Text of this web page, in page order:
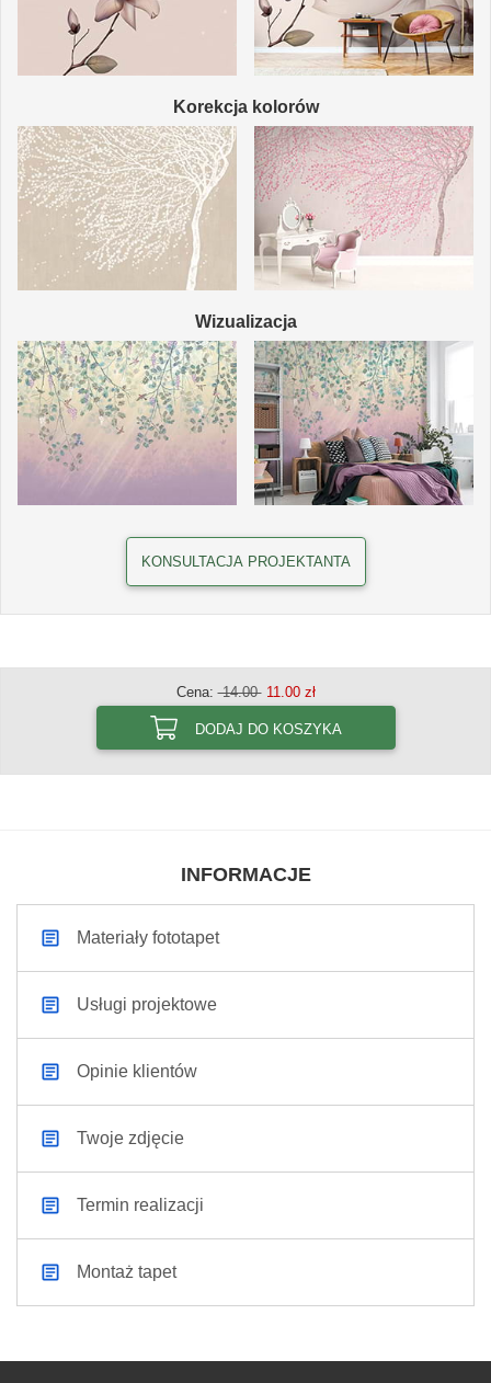
Korekcja kolorów
Wizualizacja
KONSULTACJA PROJEKTANTA
Cena:14.0011.00 zł
DODAJ DO KOSZYKA
INFORMACJE
Materiały fototapet
Usługi projektowe
Opinie klientów
Twoje zdjęcie
Termin realizacji
Montaż tapet